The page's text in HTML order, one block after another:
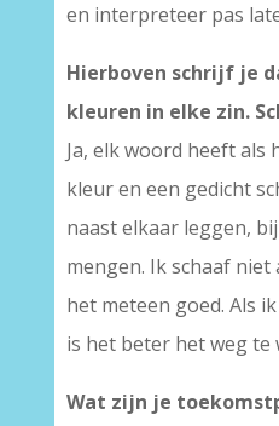
en interpreteer pas
Hierboven schrijf je
kleuren in elke zin.
Ja, elk woord heeft als
kleur en een gedicht
naast elkaar leggen,
mengen. Ik schaaf niet
het meteen goed. Als
is het beter het weg te
Wat zijn je